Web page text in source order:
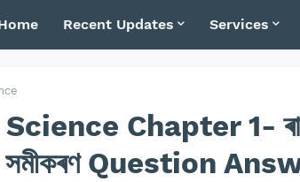
Recent Updates Services
Chapter 1-
সমীকৰণ Question